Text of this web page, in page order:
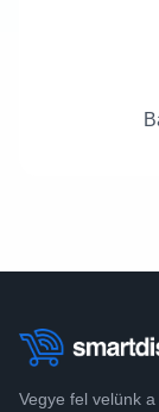
Vegye fel velünk